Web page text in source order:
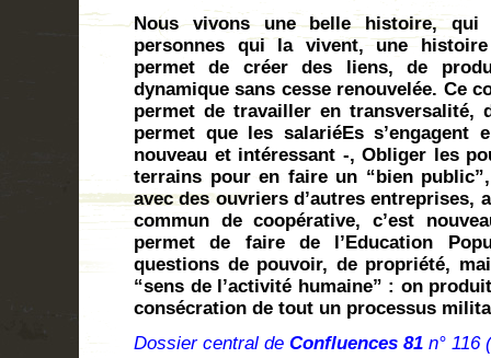
Nous vivons une belle histoire,
personnes qui la vivent, une histoire
permet de créer des liens, de
dynamique sans cesse renouvelée. Ce
permet de travailler en transversalité,
permet que les salariéEs s’engagent
nouveau et intéressant -, Obliger les
terrains pour en faire un “bien
avec des ouvriers d’autres entreprises,
commun de coopérative, c’est
permet de faire de l’Education
questions de pouvoir, de propriété,
“sens de l’activité humaine” : on
consécration de tout un processus
Dossier central de Confluences 81 n° 116